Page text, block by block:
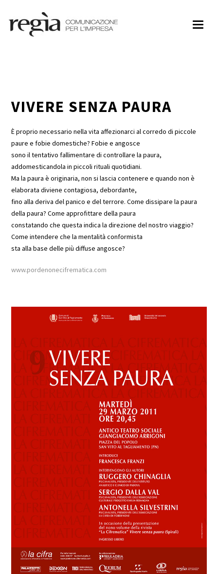
Toggle
VIVERE SENZA PAURA
È proprio necessario nella vita affezionarci al corredo di piccole
paure e fobie domestiche? Fobie e angosce
sono il tentativo fallimentare di controllare la paura,
addomesticandola in piccoli rituali quotidiani.
Ma la paura è originaria, non si lascia contenere e quando non è
elaborata diviene contagiosa, debordante,
fino alla deriva del panico e del terrore. Come dissipare la paura
della paura? Come approfittare della paura
constatando che questa indica la direzione del nostro viaggio?
Come intendere che la mentalità conformista
sta alla base delle più diffuse angosce?
www.pordenonecifrematica.com